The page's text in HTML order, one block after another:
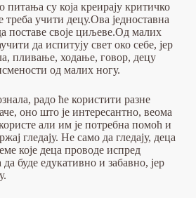
питања су која креирају критичко
учити децу.Ова једноставна
поставе своје циљеве.Од малих
да испитују свет око себе, јер
пливање, ходање, говор, децу
од малих ногу.
радо ће користити разне
оно што је интересантно, веома
али им је потребна помоћ и
гледају. Не само да гледају, деца
које деца проводе испред
буде едукативно и забавно, јер